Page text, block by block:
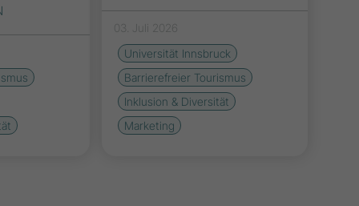
03. Juli 2026
Universität Innsbruck
Barrierefreier Tourismus
Inklusion & Diversität
Marketing